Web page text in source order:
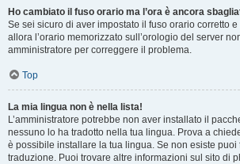
Ho cambiato il fuso orario ma l’ora è ancora
Se sei sicuro di aver impostato il fuso orario corretto e
allora l’orario memorizzato sull’orologio del server
amministratore per correggere il problema.
Top
La mia lingua non è nella lista!
L’amministratore potrebbe non aver installato il
nessuno lo ha tradotto nella tua lingua. Prova a
è possibile installare la tua lingua. Se non esiste puoi
traduzione. Puoi trovare altre informazioni sul sito di